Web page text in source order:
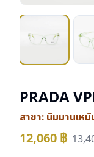
PRADA
สาขา: นิมมานเห
12,060 ฿